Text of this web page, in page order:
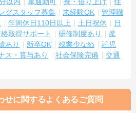
以内 車通勤可 寮・借り上げ
住
グスタッフ募集 未経験OK
管理職
年間休日110日以上 土日祝休
日
取得サポート 研修制度あり
産
あり
新卒OK 残業少なめ
託児
ス・賞与あり 社会保険完備
交通
せに関するよくあるご質問